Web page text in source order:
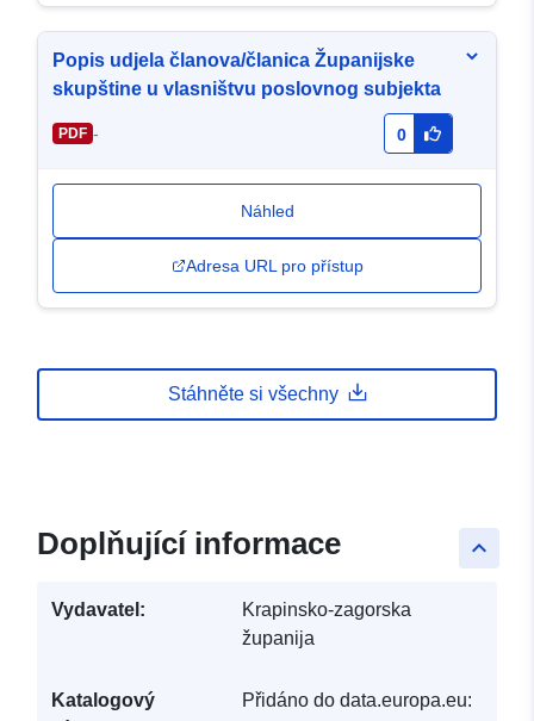
Popis udjela članova/članica Županijske
skupštine u vlasništvu poslovnog subjekta
PDF - 0
Náhled
Adresa URL pro přístup
Stáhněte si všechny
keyboard_arrow_up
Doplňující informace
Vydavatel:
Krapinsko-zagorska
županija
Katalogový
Přidáno do data.europa.eu: